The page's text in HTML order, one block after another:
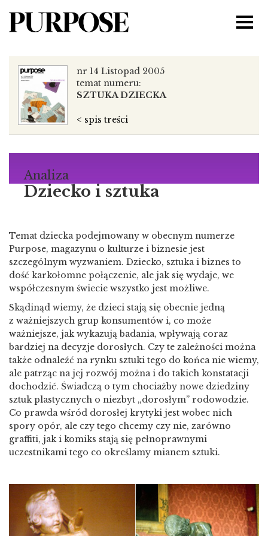
Analiza
Dziecko i sztuka
Temat dziecka podejmowany w obecnym numerze
Purpose, magazynu o kulturze i biznesie jest
szczególnym wyzwaniem. Dziecko, sztuka i biznes to
dość karkołomne połączenie, ale jak się wydaje, we
współczesnym świecie wszystko jest możliwe.
Skądinąd wiemy, że dzieci stają się obecnie jedną
z ważniejszych grup konsumentów i, co może
ważniejsze, jak wykazują badania, wpływają coraz
bardziej na decyzje dorosłych. Czy te zależności można
także odnaleźć na rynku sztuki tego do końca nie wiemy,
ale patrząc na jej rozwój można i do takich konstatacji
dochodzić. Świadczą o tym chociażby nowe dziedziny
sztuk plastycznych o niezbyt „dorosłym” rodowodzie.
Co prawda wśród dorosłej krytyki jest wobec nich
spory opór, ale czy tego chcemy czy nie, zarówno
graffiti, jak i komiks stają się pełnoprawnymi
uczestnikami tego co określamy mianem sztuki.
nr 14 Listopad 2005
temat numeru:
SZTUKA DZIECKA
< spis treści